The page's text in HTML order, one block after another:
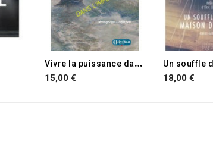
V
ivre la puissance dans l'impuissance
15,00 €
RUPTURE
18,00 €